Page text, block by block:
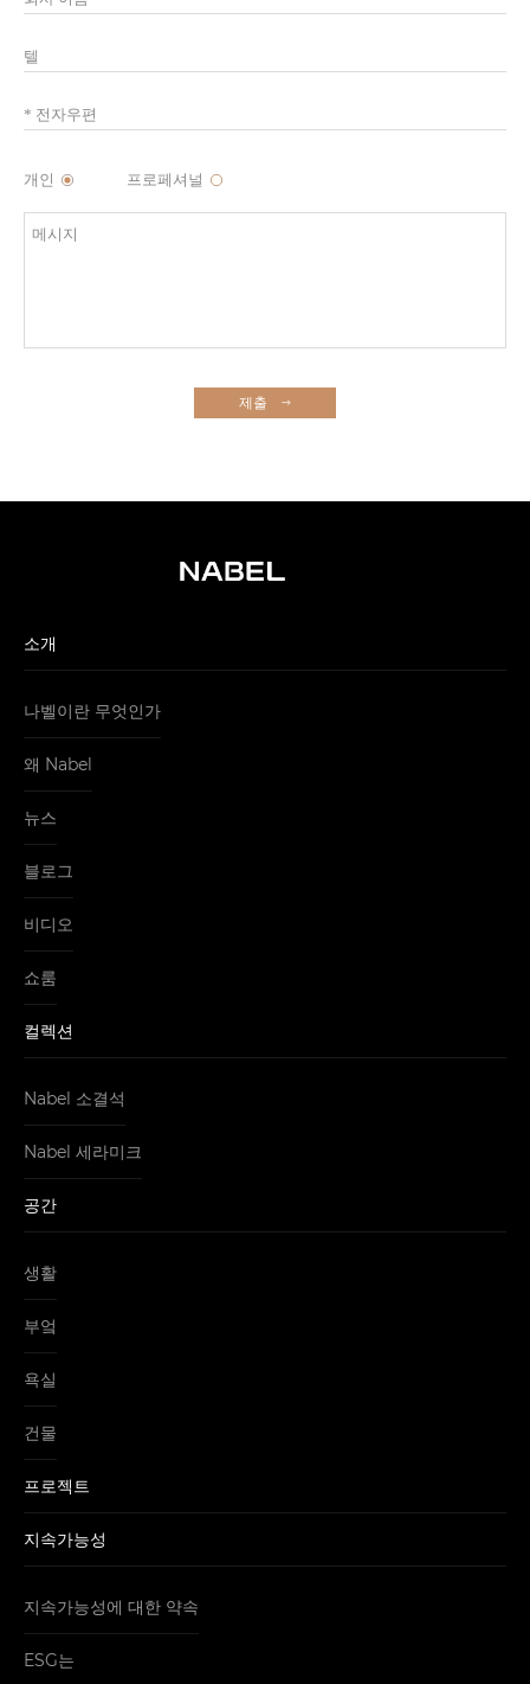
개인 프로페셔널
제출
소개
나벨이란 무엇인가
왜 Nabel
뉴스
블로그
비디오
쇼룸
컬렉션
Nabel 소결석
Nabel 세라미크
공간
생활
부엌
욕실
건물
프로젝트
지속가능성
지속가능성에 대한 약속
ESG는